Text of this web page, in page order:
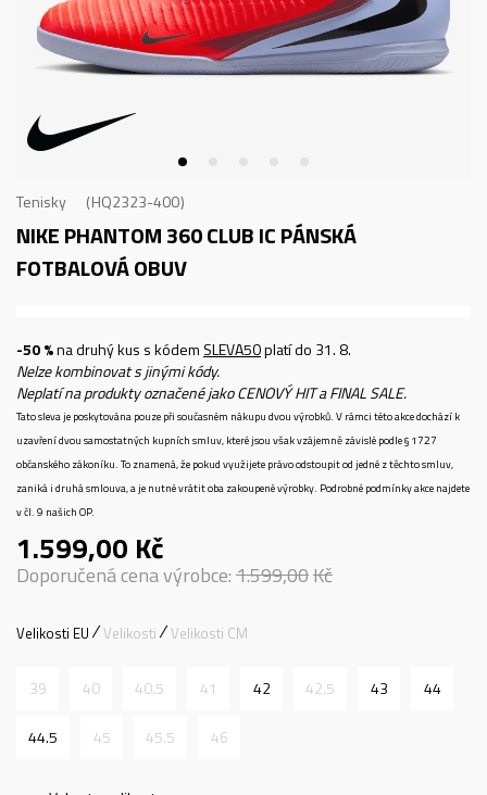
Tenisky HQ2323-400
NIKE PHANTOM 360 CLUB ICPÁNSKÁ
FOTBALOVÁ OBUV
-50 %na druhý kus s kódem SLEVA50platí do 31. 8.
Nelze kombinovat s jinými kódy.
Neplatí na produkty označené jako CENOVÝ HIT a FINAL SALE.
Tato sleva je poskytována pouze při současném nákupu dvou výrobků. V rámci této akce dochází k
uzavření dvou samostatných kupních smluv, které jsou však vzájemně závislé podle § 1727
občanského zákoníku. To znamená, že pokud využijete právo odstoupit od jedné z těchto smluv,
zaniká i druhá smlouva, a je nutné vrátit oba zakoupené výrobky. Podrobné podmínky akce najdete
v čl. 9 našich OP.
1.599,00 Kč
Doporučená cena výrobce:1.599,00Kč
Velikosti EU Velikosti Velikosti CM
39 40 40.5 41 42 42.5 43 44
44.5 45 45.5 46